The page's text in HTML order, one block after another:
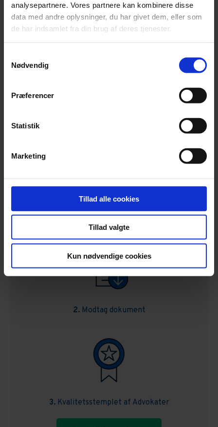
analysepartnere. Vores partnere kan kombinere disse
data med andre oplysninger, du har givet dem, eller som
de har indsamlet fra din brug af deres tjenester.
Nødvendig
Præferencer
Statistik
Marketing
Tillad alle cookies
Tillad valgte
Kun nødvendige cookies
Advokat (H)
Donatzky & Partnere Advokatfirma
Kontaktinformation
1.Fuldfør guiden
2.Modtag dokument
3.Kvalitetsstemplet af Advokater